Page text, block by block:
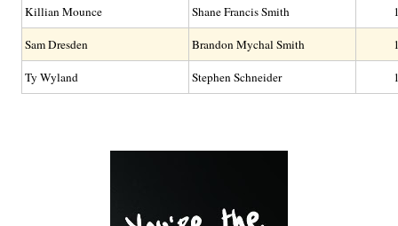
Killian Mounce Shane Francis Smith
Sam Dresden Brandon Mychal Smith
Ty Wyland Stephen Schneider